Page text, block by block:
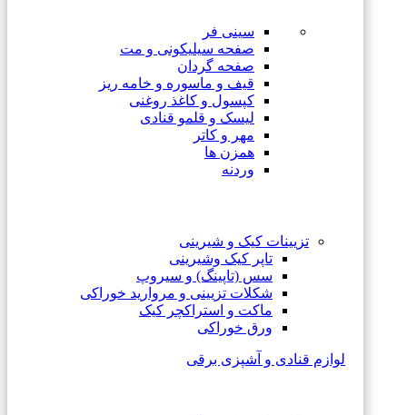
سینی فر
صفحه سیلیکونی و مت
صفحه گردان
قیف و ماسوره و خامه ریز
کپسول و کاغذ روغنی
لیسک و قلمو قنادی
مهر و کاتر
همزن ها
وردنه
تزیینات کیک و شیرینی
تاپر کیک وشیرینی
سس (تاپینگ) و سیروپ
شکلات تزیینی و مروارید خوراکی
ماکت و استراکچر کیک
ورق خوراکی
لوازم قنادی و آشپزی برقی